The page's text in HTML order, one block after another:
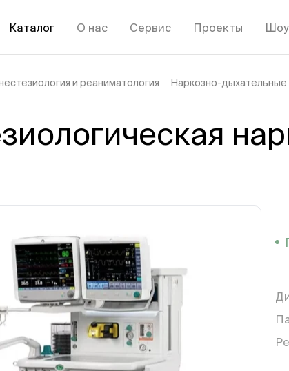
Каталог О нас Сервис Проекты
и реаниматология Наркозно-дыхательные